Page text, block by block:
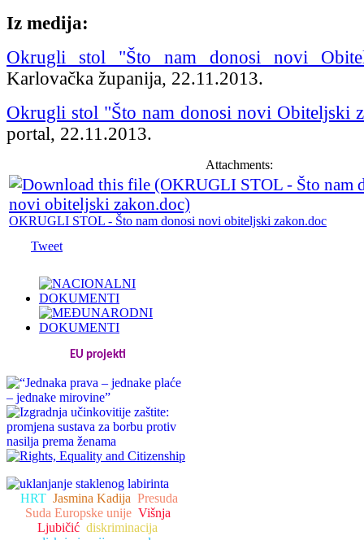
Iz medija:
Okrugli stol "Što nam donosi novi
Karlovačka županija, 22.11.2013.
Okrugli stol "Što nam donosi novi Obiteljski
portal, 22.11.2013.
Attachments:
OKRUGLI STOL - Što nam donosi novi obiteljski zakon.doc
Tweet
EU projekti
HRT Jasmina Kadija Presuda
Suda Europske unije Višnja
Ljubičić diskriminacija